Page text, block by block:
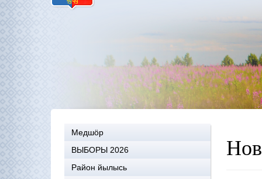
Медшöр
ВЫБОРЫ 2026
Район йылысь